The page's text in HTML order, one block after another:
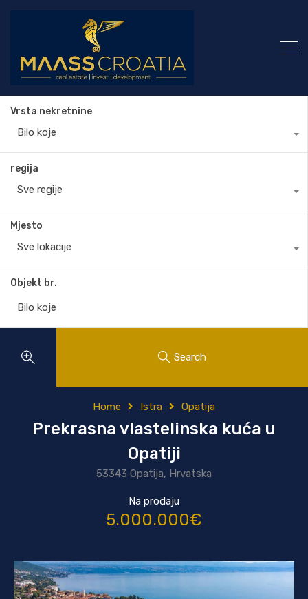
Vrsta nekretnine
Bilo koje
regija
Sve regije
Mjesto
Sve lokacije
Objekt br.
Search
Home Istra Opatija
Prekrasna vlastelinska kuća u
Opatiji
53343 Opatija, Hrvatska
Na prodaju
5.000.000€